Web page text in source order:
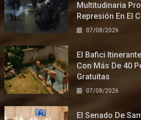
Multitudinaria
Represión En El
07/08/2026
El Bafici
Con Más De 40
Gratuitas
07/08/2026
El Senado De